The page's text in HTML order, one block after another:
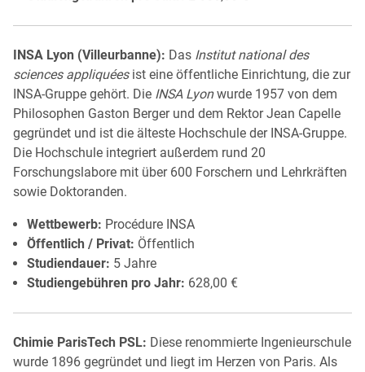
INSA Lyon (Villeurbanne): Das Institut national des
sciences appliquéesist eine öffentliche Einrichtung, die zur
INSA-Gruppe gehört. Die INSA Lyonwurde 1957 von dem
Philosophen Gaston Berger und dem Rektor Jean Capelle
gegründet und ist die älteste Hochschule der INSA-Gruppe.
Die Hochschule integriert außerdem rund 20
Forschungslabore mit über 600 Forschern und Lehrkräften
sowie Doktoranden.
Wettbewerb: Procédure INSA
Öffentlich / Privat: Öffentlich
Studiendauer: 5 Jahre
Studiengebühren pro Jahr: 628,00 €
Chimie ParisTech PSL: Diese renommierte Ingenieurschule
wurde 1896 gegründet und liegt im Herzen von Paris. Als